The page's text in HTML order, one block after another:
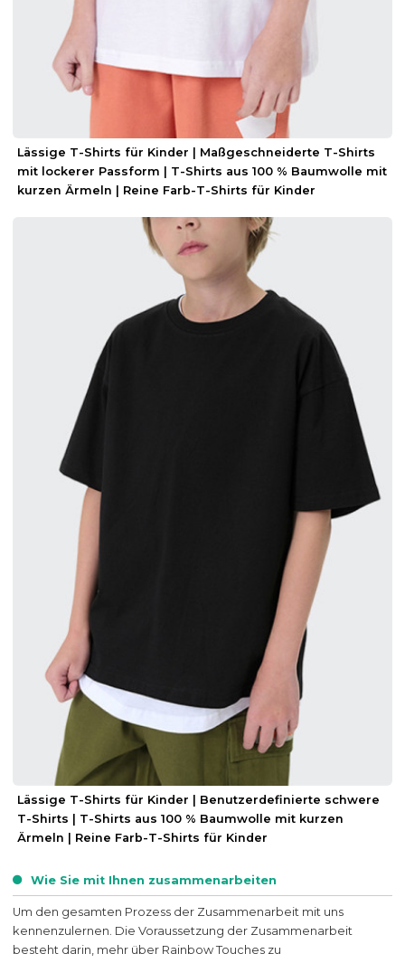
Lässige T-Shirts für Kinder | Maßgeschneiderte T-Shirts
mit lockerer Passform | T-Shirts aus 100 % Baumwolle mit
kurzen Ärmeln | Reine Farb-T-Shirts für Kinder
Lässige T-Shirts für Kinder | Benutzerdefinierte schwere
T-Shirts | T-Shirts aus 100 % Baumwolle mit kurzen
Ärmeln | Reine Farb-T-Shirts für Kinder
Wie Sie mit Ihnen zusammenarbeiten
Um den gesamten Prozess der Zusammenarbeit mit uns
kennenzulernen. Die Voraussetzung der Zusammenarbeit
besteht darin, mehr über Rainbow Touches zu